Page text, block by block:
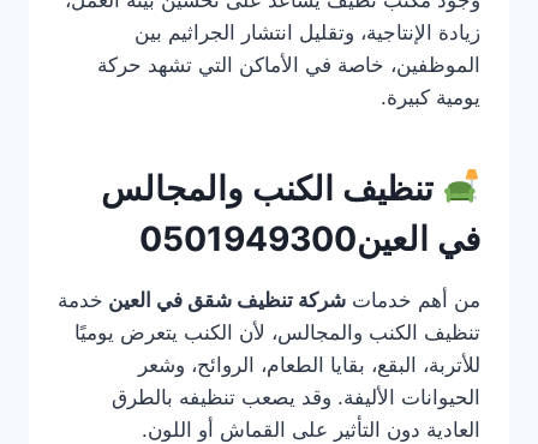
زيادة الإنتاجية، وتقليل انتشار الجراثيم بين
الموظفين، خاصة في الأماكن التي تشهد حركة
يومية كبيرة.
تنظيف الكنب والمجالس
في العين0501949300
من أهم خدمات شركة تنظيف شقق في العين خدمة
تنظيف الكنب والمجالس، لأن الكنب يتعرض يوميًا
للأتربة، البقع، بقايا الطعام، الروائح، وشعر
الحيوانات الأليفة. وقد يصعب تنظيفه بالطرق
العادية دون التأثير على القماش أو اللون.